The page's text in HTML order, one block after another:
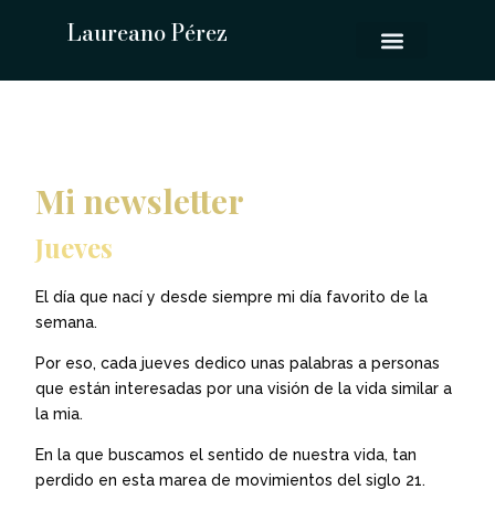
Laureano Pérez
Mi newsletter
Jueves
El día que nací y desde siempre mi día favorito de la
semana.
Por eso, cada jueves dedico unas palabras a personas
que están interesadas por una visión de la vida similar a
la mia.
En la que buscamos el sentido de nuestra vida, tan
perdido en esta marea de movimientos del siglo 21.